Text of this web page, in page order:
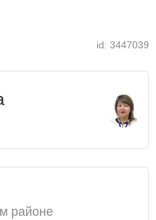
подъезды и
вся необходимая
детские сады и
в оформлении и
id: 3447039
районе